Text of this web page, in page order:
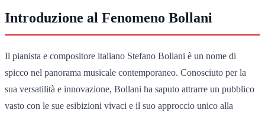
Introduzione al Fenomeno Bollani
Il pianista e compositore italiano Stefano Bollani è un nome di
spicco nel panorama musicale contemporaneo. Conosciuto per la
sua versatilità e innovazione, Bollani ha saputo attrarre un pubblico
vasto con le sue esibizioni vivaci e il suo approccio unico alla